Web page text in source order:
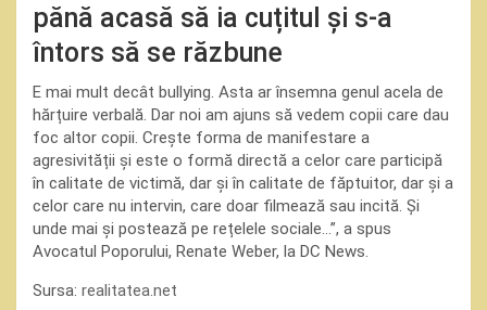
pănă acasă să ia cuțitul și s-a
întors să se răzbune
E mai mult decât bullying. Asta ar însemna genul acela de
hărțuire verbală. Dar noi am ajuns să vedem copii care dau
foc altor copii. Crește forma de manifestare a
agresivității și este o formă directă a celor care participă
în calitate de victimă, dar și în calitate de făptuitor, dar și a
celor care nu intervin, care doar filmează sau incită. Și
unde mai și postează pe rețelele sociale…”, a spus
Avocatul Poporului, Renate Weber, la DC News.
Sursa: realitatea.net